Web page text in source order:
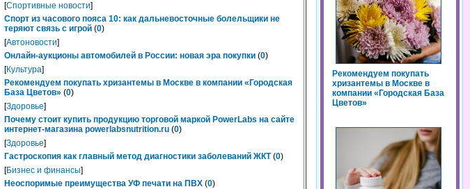
[Спортивные новости]
Спорт из часового пояса 10: как дальневосточные болельщики не
теряют связь с игрой (0)
[Автоновости]
Онлайн-аукционы автомобилей в России: новая эра покупки (0)
[Культура]
Рекомендуем покупать хризантемы в Москве в компании «Городская
База Цветов» (0)
[Здоровье]
Почему стоит купить продукцию торговой маркой PowerLabs на сайте
интернет-магазина powerlabsnutrition.ru (0)
[Здоровье]
Гастроскопия как главный метод диагностики заболеваний ЖКТ (0)
[Бизнес и финансы]
Неоспоримые преимущества УФ печати на ПВХ (0)
Рекомендуем покупать
хризантемы в Москве в
компании «Городская База
Цветов»